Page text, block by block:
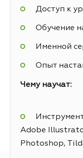
Доступ к
Обучение
Именной
Опыт
Чему научат:
Adobe
Photoshop,